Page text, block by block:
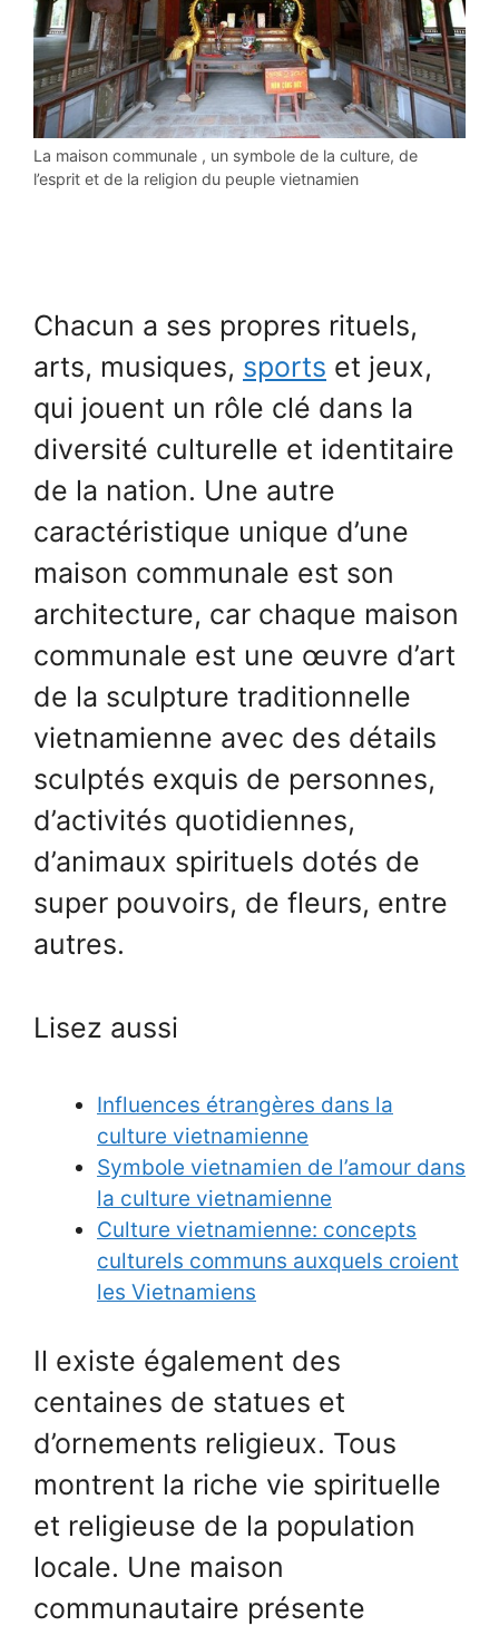
La maison communale , un symbole de la culture, de
l’esprit et de la religion du peuple vietnamien
Chacun a ses propres rituels,
arts, musiques, sports et jeux,
qui jouent un rôle clé dans la
diversité culturelle et identitaire
de la nation. Une autre
caractéristique unique d’une
maison communale est son
architecture, car chaque maison
communale est une œuvre d’art
de la sculpture traditionnelle
vietnamienne avec des détails
sculptés exquis de personnes,
d’activités quotidiennes,
d’animaux spirituels dotés de
super pouvoirs, de fleurs, entre
autres.
Lisez aussi
Influences étrangères dans la
culture vietnamienne
Symbole vietnamien de l’amour dans
la culture vietnamienne
Culture vietnamienne: concepts
culturels communs auxquels croient
les Vietnamiens
Il existe également des
centaines de statues et
d’ornements religieux. Tous
montrent la riche vie spirituelle
et religieuse de la population
locale. Une maison
communautaire présente